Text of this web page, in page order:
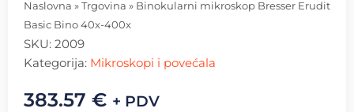
Naslovna » Trgovina » Binokularni mikroskop Bresser Erudit
Basic Bino 40x-400x
SKU: 2009
Kategorija: Mikroskopi i povećala
383.57 € + PDV